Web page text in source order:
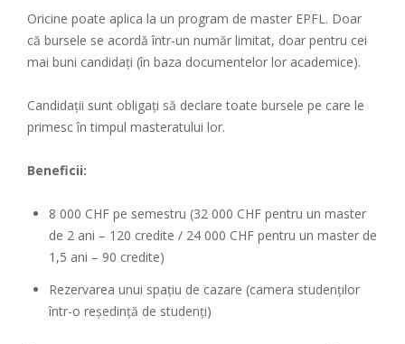
Oricine poate aplica la un program de master EPFL. Doar
că bursele se acordă într-un număr limitat, doar pentru cei
mai buni candidați (în baza documentelor lor academice).
Candidații sunt obligați să declare toate bursele pe care le
primesc în timpul masteratului lor.
Beneficii:
8 000 CHF pe semestru (32 000 CHF pentru un master
de 2 ani – 120 credite / 24 000 CHF pentru un master de
1,5 ani – 90 credite)
Rezervarea unui spațiu de cazare (camera studenților
într-o reședință de studenți)